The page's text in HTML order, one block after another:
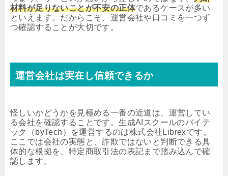
材料が足りないことが不安の正体であるケースが多い
といえます。だからこそ、運営会社や口コミを一つず
つ確認することが大切です。
運営会社は実在し信頼できるか
怪しいかどうかを見極める一番の近道は、運営してい
る会社を確認することです。生成AIスクールのバイテ
ック（byTech）を運営するのは株式会社Librexです。
ここでは会社の実態と、詐欺ではないと判断できる具
体的な根拠を、特定商取引法の表記まで踏み込んで確
認します。